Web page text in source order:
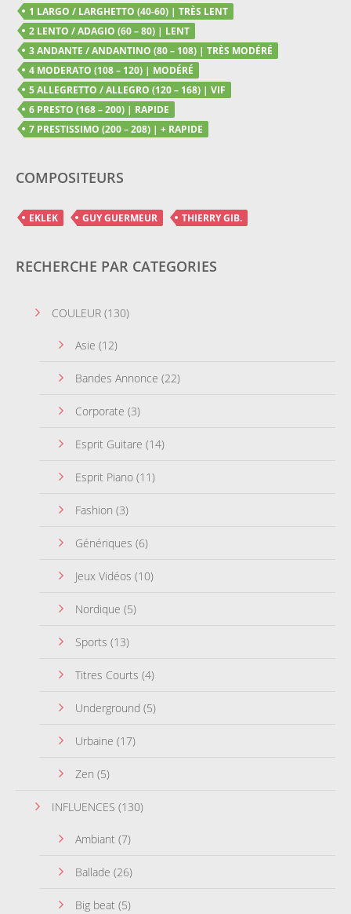
1 LARGO / LARGHETTO (40-60) | TRÈS LENT
2 LENTO / ADAGIO (60 – 80) | LENT
3 ANDANTE / ANDANTINO (80 – 108) | TRÈS MODÉRÉ
4 MODERATO (108 – 120) | MODÉRÉ
5 ALLEGRETTO / ALLEGRO (120 – 168) | VIF
6 PRESTO (168 – 200) | RAPIDE
7 PRESTISSIMO (200 – 208) | + RAPIDE
COMPOSITEURS
EKLEK GUY GUERMEUR THIERRY GIB.
RECHERCHE PAR CATEGORIES
COULEUR (130)
Asie (12)
Bandes Annonce (22)
Corporate (3)
Esprit Guitare (14)
Esprit Piano (11)
Fashion (3)
Génériques (6)
Jeux Vidéos (10)
Nordique (5)
Sports (13)
Titres Courts (4)
Underground (5)
Urbaine (17)
Zen (5)
INFLUENCES (130)
Ambiant (7)
Ballade (26)
Big beat (5)